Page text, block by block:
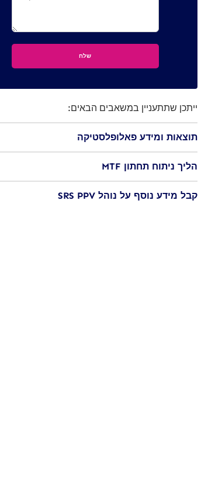
ייתכן שתתעניין במשאבים הבאים:
תוצאות ומידע פאלופלסטיקה
הליך ניתוח תחתון MTF
קבל מידע נוסף על נוהל SRS PPV